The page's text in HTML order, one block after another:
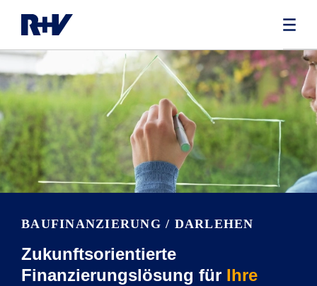
BAUFINANZIE­RUNG / DARLEHEN
Zukunftsorientierte
Finanzierungslösung für Ihre